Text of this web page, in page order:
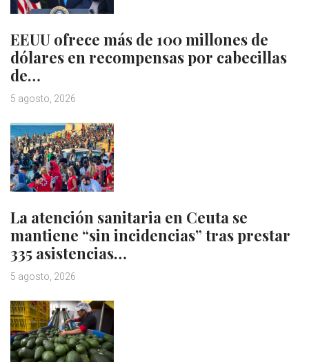
EEUU ofrece más de 100 millones de
dólares en recompensas por cabecillas
de…
5 agosto, 2026
La atención sanitaria en Ceuta se
mantiene “sin incidencias” tras prestar
335 asistencias…
5 agosto, 2026